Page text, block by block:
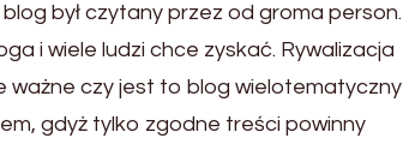
był czytany przez od groma person.
i wiele ludzi chce zyskać. Rywalizacja
ważne czy jest to blog wielotematyczny
gdyż tylko zgodne treści powinny